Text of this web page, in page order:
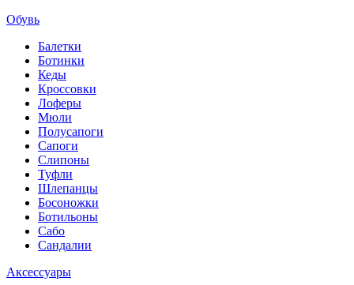
Обувь
Балетки
Ботинки
Кеды
Кроссовки
Лоферы
Мюли
Полусапоги
Сапоги
Слипоны
Туфли
Шлепанцы
Босоножки
Ботильоны
Сабо
Сандалии
Аксессуары